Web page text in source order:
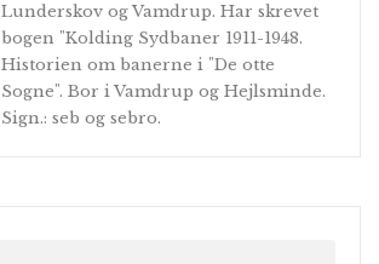
Lunderskov og Vamdrup. Har skrevet
bogen "Kolding Sydbaner 1911-1948.
Historien om banerne i "De otte
Sogne". Bor i Vamdrup og Hejlsminde.
Sign.: seb og sebro.